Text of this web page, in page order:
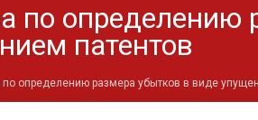
по определению
патентов
определению размера убытков в виде